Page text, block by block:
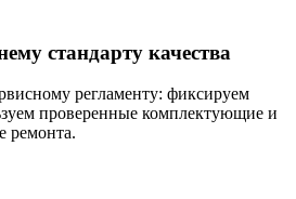
стандарту качества
регламенту: фиксируем
проверенные комплектующие и
ремонта.